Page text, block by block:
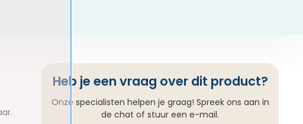
Heb je een vraag over dit product?
Onze specialisten helpen je graag! Spreek ons aan in
de chat of stuur een e-mail.